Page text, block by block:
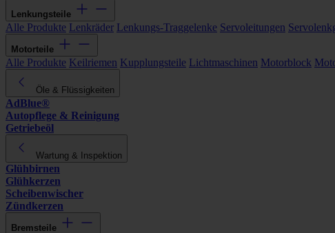
Lenkungsteile
Alle Produkte Lenkräder Lenkungs-Traggelenke Servoleitungen
Motorteile
Alle Produkte Keilriemen Kupplungsteile Lichtmaschinen Motorblock
Öle & Flüssigkeiten
AdBlue®
Autopflege & Reinigung
Getriebeöl
Wartung & Inspektion
Glühbirnen
Glühkerzen
Scheibenwischer
Zündkerzen
Bremsteile